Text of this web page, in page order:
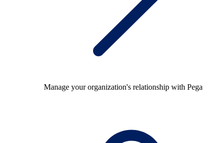
Manage your organization's relationship with Pega